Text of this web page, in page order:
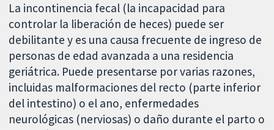
La incontinencia fecal (la incapacidad para
controlar la liberación de heces) puede ser
debilitante y es una causa frecuente de ingreso de
personas de edad avanzada a una residencia
geriátrica. Puede presentarse por varias razones,
incluidas malformaciones del recto (parte inferior
del intestino) o el ano, enfermedades
neurológicas (nerviosas) o daño durante el parto o